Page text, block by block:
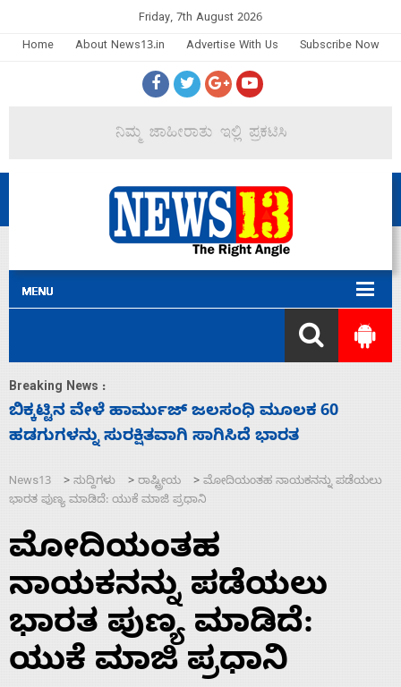
Friday, 7th August 2026
Home
About News13.in Advertise With Us Subscribe Now
Breaking News :
ನಾಗೇಂದ್ರ ರಾಜೀನಾಮೆ ಕೊಡದಿದ್ದರೆ ಸದನ ನಡೆಸಲು
ಬಿಡೆವು: ಛಲವಾದಿ ನಾರಾಯಣಸ್ವಾಮಿ
News13 > ಸುದ್ದಿಗಳು > ರಾಷ್ಟ್ರೀಯ > ಮೋದಿಯಂತಹ ನಾಯಕನನ್ನು ಪಡೆಯಲು
ಭಾರತ ಪುಣ್ಯ ಮಾಡಿದೆ: ಯುಕೆ ಮಾಜಿ ಪ್ರಧಾನಿ
ಮೋದಿಯಂತಹ
ನಾಯಕನನ್ನು ಪಡೆಯಲು
ಭಾರತ ಪುಣ್ಯ ಮಾಡಿದೆ:
ಯುಕೆ ಮಾಜಿ ಪ್ರಧಾನಿ